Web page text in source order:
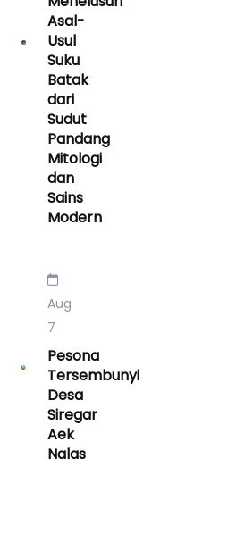
Asal-
Usul
Suku
Batak
dari
Sudut
Pandang
Mitologi
dan
Sains
Modern
Aug
7
Pesona
Tersembunyi
Desa
Siregar
Aek
Nalas